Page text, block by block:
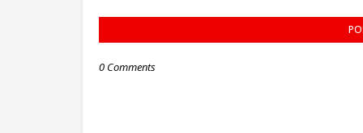
0 Comments